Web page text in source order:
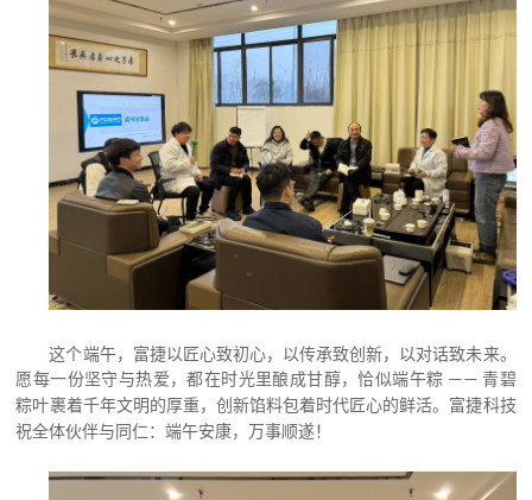
这个端午，富捷以匠心致初心，以传承致创新，以对话致未来。
愿每一份坚守与热爱，都在时光里酿成甘醇，恰似端午粽 ——青碧
粽叶裹着千年文明的厚重，创新馅料包着时代匠心的鲜活。富捷科技
祝全体伙伴与同仁：端午安康，万事顺遂！